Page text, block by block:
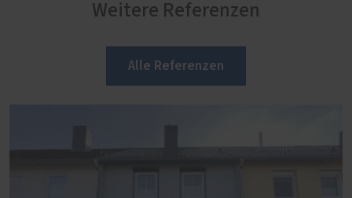
Weitere Referenzen
Alle Referenzen